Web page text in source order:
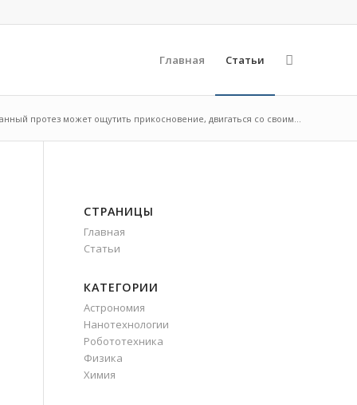
Главная Статьи
протез может ощутить прикосновение, двигаться со своим...
СТРАНИЦЫ
Главная
Статьи
КАТЕГОРИИ
Астрономия
Нанотехнологии
Робототехника
Физика
Химия